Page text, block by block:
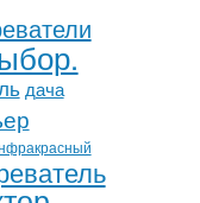
дача